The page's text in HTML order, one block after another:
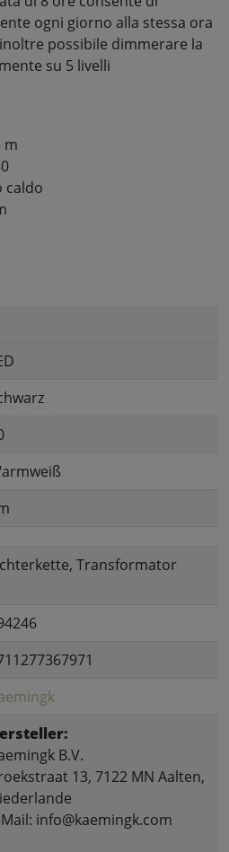
ogni giorno alla stessa ora
possibile dimmerare la
su 5 livelli
m
caldo
Transformator
B.V.
13, 7122 MN Aalten,
Mail: info@kaemingk.com